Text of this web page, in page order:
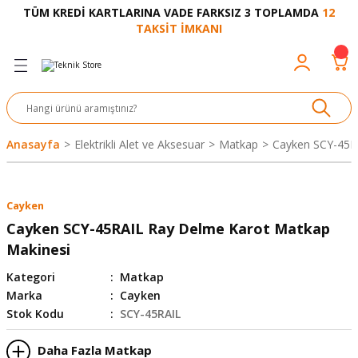
TÜM KREDİ KARTLARINA VADE FARKSIZ 3 TOPLAMDA 12
TAKSİT İMKANI
Geri Dön
Geri Dön
Bot
Geri Dön
ve Aksesuar
Makinesi
Geri Dön
Makinesi
Geri Dön
Geri Dön
Bantlar
Geri Dön
Geri Dön
ve Ürünleri
Cobot
Geri Dön
ve Aksesuarı
Anasayfa Elektrikli Alet ve Aksesuar Matkap Cayken SCY-
Cayken
Cayken SCY-45RAIL Ray Delme Karot Matkap
Makinesi
Kategori
Matkap
Marka
Cayken
Stok Kodu
SCY-45RAIL
Daha Fazla Matkap